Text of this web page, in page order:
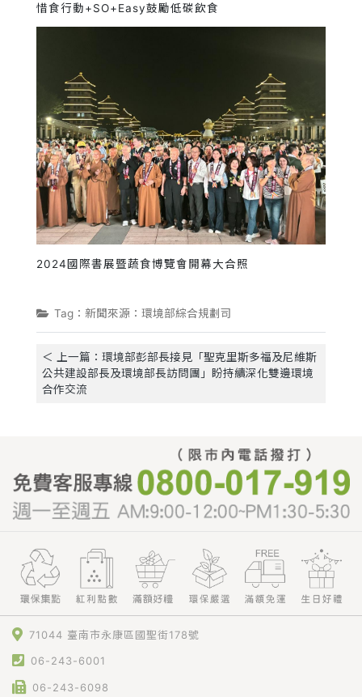
惜食行動+SO+Easy鼓勵低碳飲食
2024國際書展暨蔬食博覽會開幕大合照
Tag：新聞來源：環境部綜合規劃司
＜ 上一篇：環境部彭部長接見「聖克里斯多福及尼維斯
公共建設部長及環境部長訪問團」盼持續深化雙邊環境
合作交流
71044 臺南市永康區國聖街178號
06-243-6001
06-243-6098